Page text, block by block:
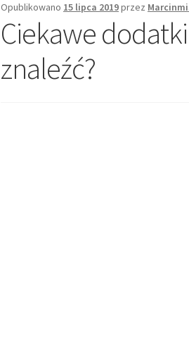
Opublikowano 15 lipca 2019przez
Ciekawe
znaleźć?